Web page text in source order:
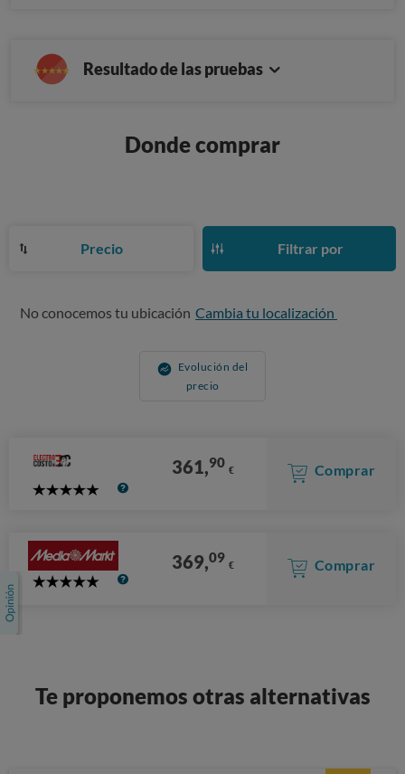
Resultado de las pruebas
Donde comprar
Precio Filtrar por
No conocemos tu ubicación Cambia tu localización
Evolución del
precio
5
361,90 € Comprar
5
369,09 € Comprar
Te proponemos otras alternativas